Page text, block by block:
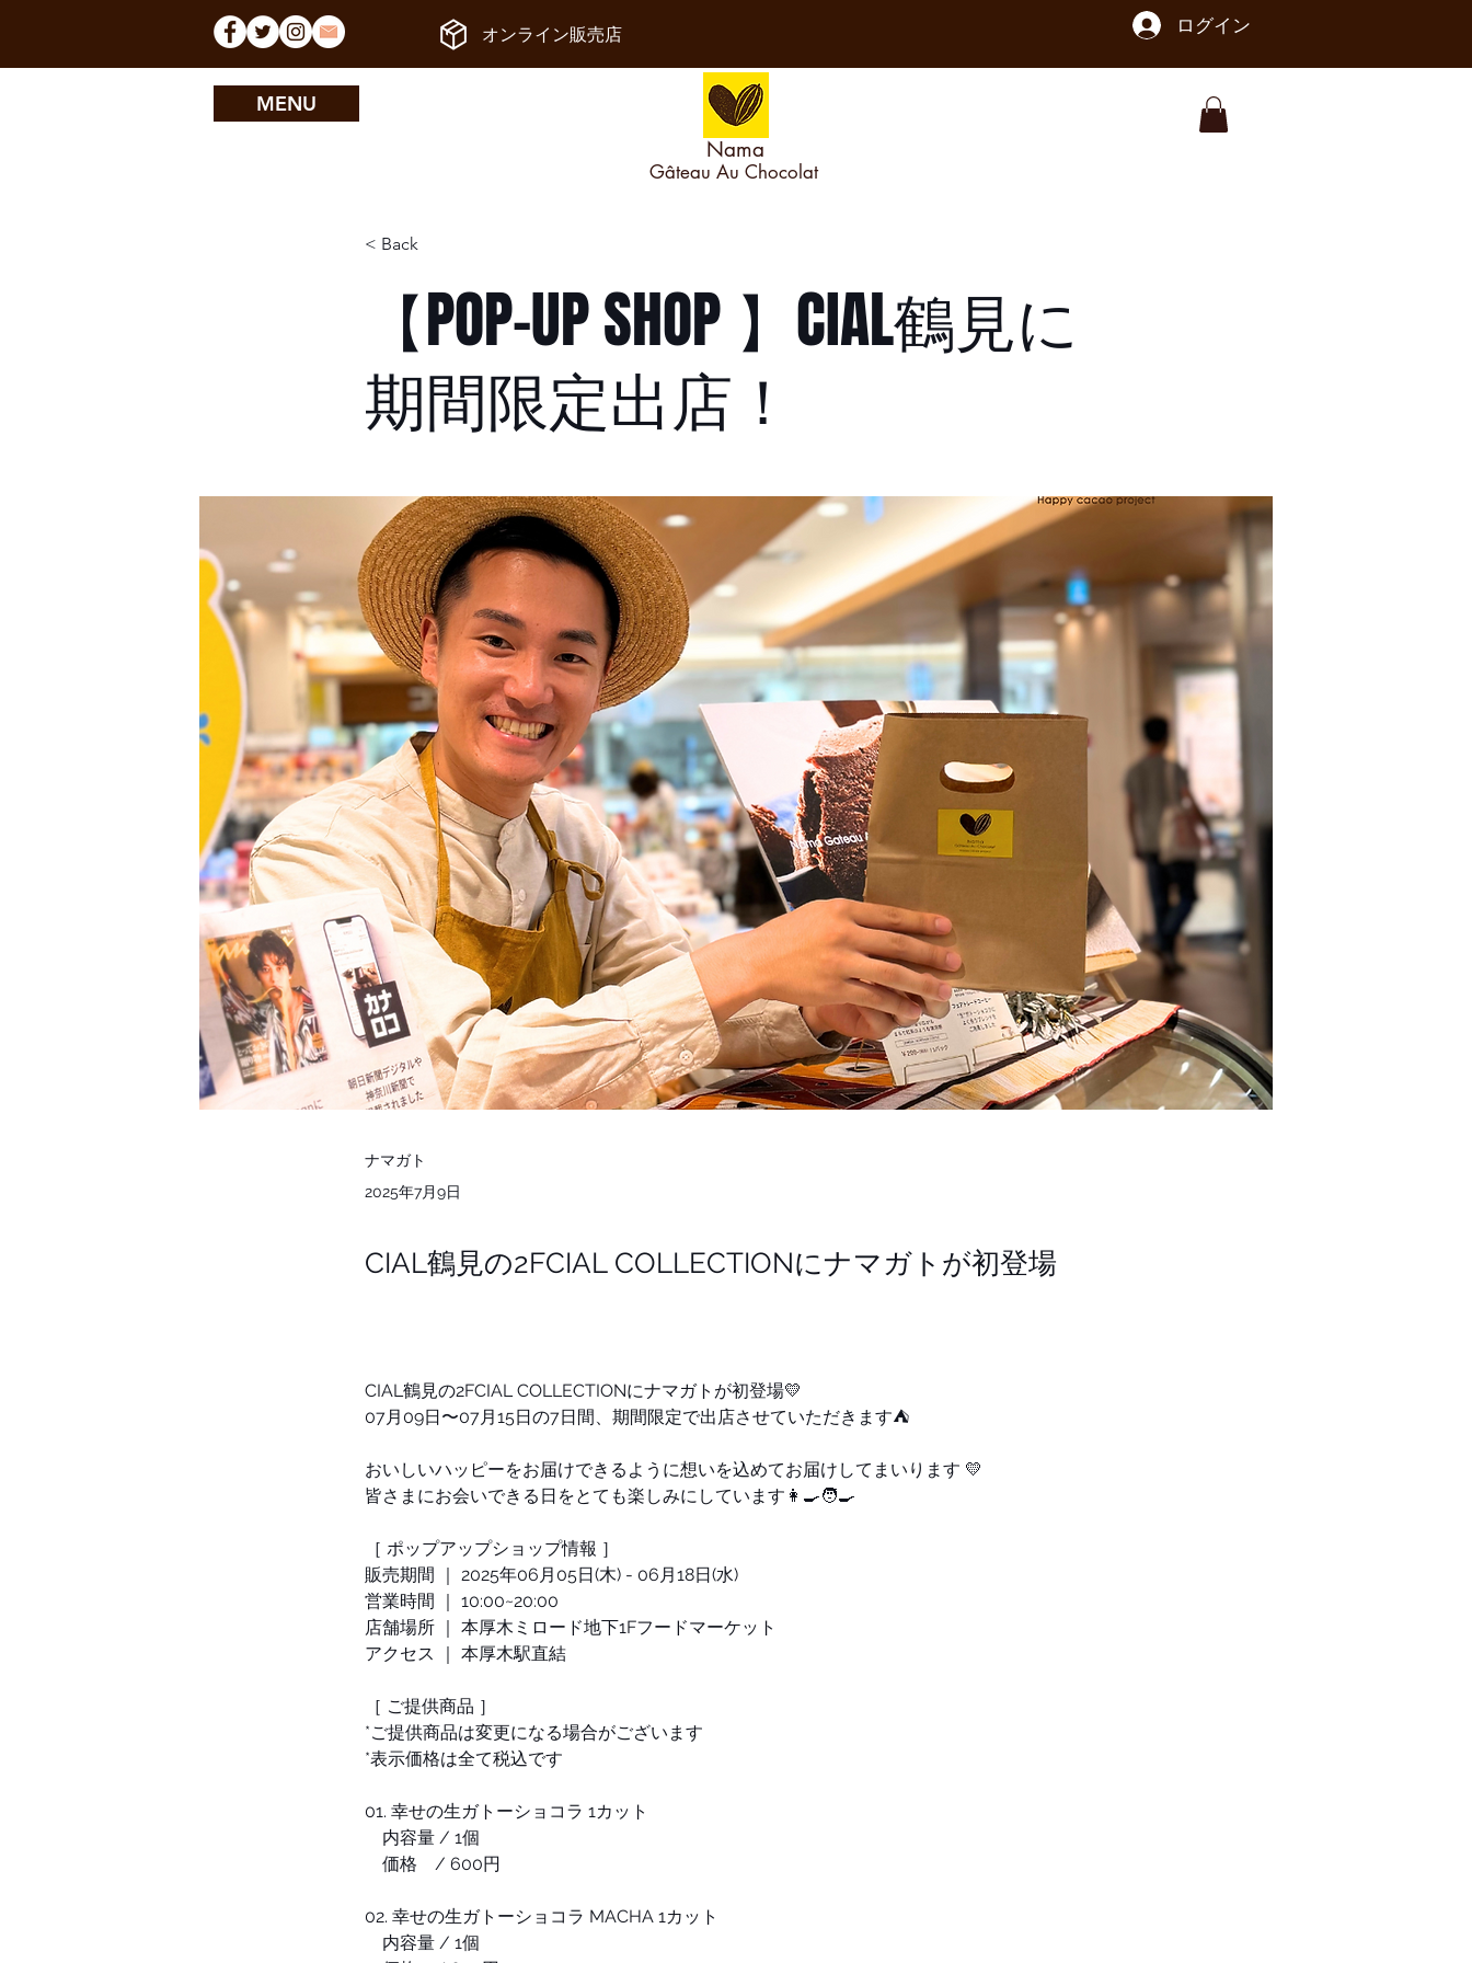
オンライ ン販売店 ログイン
MENU
Nama
Gâteau Au Chocolat
< Back
【POP-UP SHOP 】CIAL鶴見に
期間限定出店！
ナマガト
2025年7月9日
CIAL鶴見の2FCIAL COLLECTIONにナマガトが初登場
CIAL鶴見の2FCIAL COLLECTIONにナマガトが初登場💛
07月09日〜07月15日の7日間、期間限定で出店させていただきます⛺
おいしいハッピーをお届けできるように想いを込めてお届けしてまいります 💛
皆さまにお会いできる日をとても楽しみにしています👩‍🍳🧑‍🍳
［ ポップアップショップ情報 ］
販売期間 ｜ 2025年06月05日(木) - 06月18日(水)
営業時間 ｜ 10:00~20:00
店舗場所 ｜ 本厚木ミロード地下1Fフードマーケット
アクセス ｜ 本厚木駅直結
［ ご提供商品 ］
*ご提供商品は変更になる場合がございます
*表示価格は全て税込です
01. 幸せの生ガトーショコラ 1カット
内容量 / 1個
価格    / 600円
02. 幸せの生ガトーショコラ MACHA 1カット
内容量 / 1個